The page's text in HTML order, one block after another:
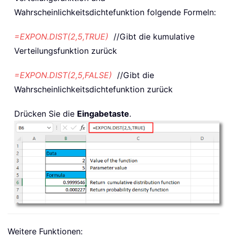
Wahrscheinlichkeitsdichtefunktion folgende Formeln:
=EXPON.DIST(2,5,TRUE) //Gibt die kumulative
Verteilungsfunktion zurück
=EXPON.DIST(2,5,FALSE) //Gibt die
Wahrscheinlichkeitsdichtefunktion zurück
Drücken Sie die Eingabetaste.
Weitere Funktionen: